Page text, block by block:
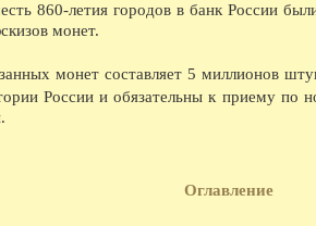
860-летия городов в банк России
монет.
монет составляет 5 миллионов
России и обязательны к приему по
Оглавление